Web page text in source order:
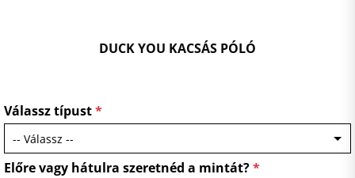
DUCK YOU KACSÁS PÓLÓ
Válassz típust*
Előre vagy hátulra szeretnéd a mintát?*